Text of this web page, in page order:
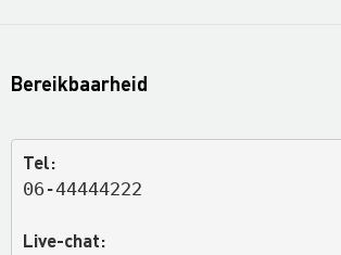
Bereikbaarheid
Tel:
06-44444222
Live-chat: